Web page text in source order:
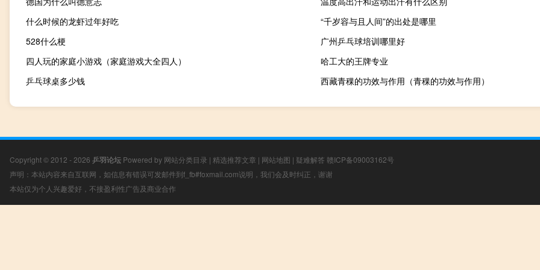
什么时候的龙虾过年好吃
“千岁容与且人间”的出处是哪里
528什么梗
广州乒乓球培训哪里好
四人玩的家庭小游戏（家庭游戏大全四人）
哈工大的王牌专业
乒乓球桌多少钱
西藏青稞的功效与作用（青稞的功效与作用）
Copyright © 2012 - 2026 乒羽论坛 Powered by 网站分类目录 | 精选推荐文章 | 网站地图 | 疑难解答 赣ICP备09003162号
声明：本站内容来自互联网，如信息有错误可发邮件到f_fb#foxmail.com说明，我们会及时纠正，谢谢
本站仅为个人兴趣爱好，不接盈利性广告及商业合作